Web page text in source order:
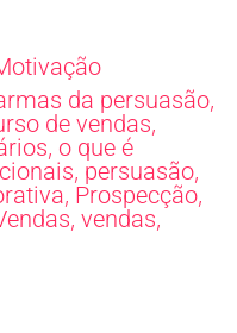
da persuasão,
de vendas,
, o que é
, persuasão,
, Prospecção,
, vendas,